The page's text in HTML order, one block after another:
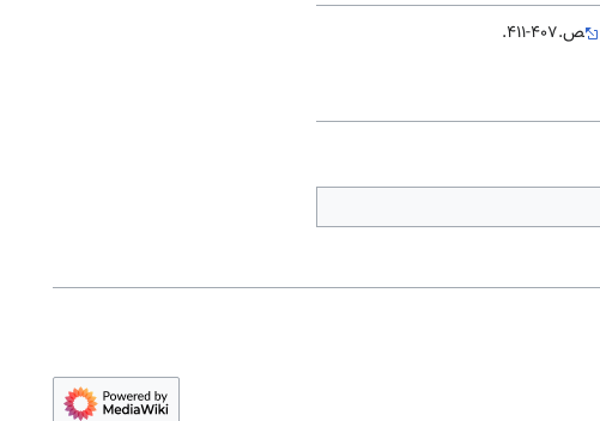
ص.407-411.